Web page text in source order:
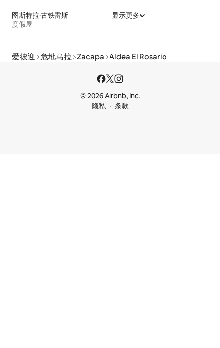
图斯特拉·古铁雷斯
度假屋
显示更多
爱彼迎 危地马拉 Zacapa Aldea El Rosario
© 2026 Airbnb, Inc.
隐私
条款